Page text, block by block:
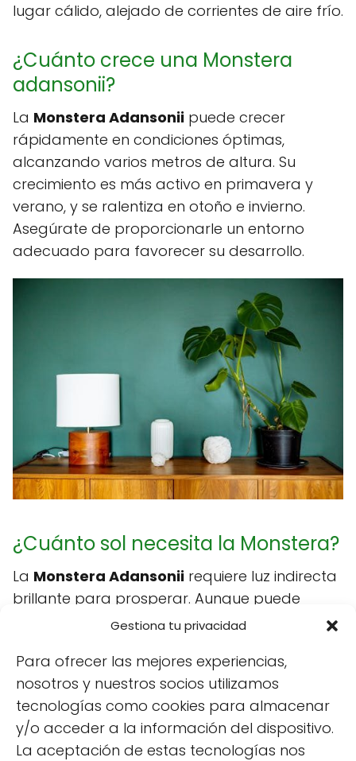
Gestiona tu privacidad
Para ofrecer las mejores experiencias,
nosotros y nuestros socios utilizamos
tecnologías como cookies para almacenar
y/o acceder a la información del dispositivo.
La aceptación de estas tecnologías nos
lugar cálido, alejado de corrientes de aire frío.
¿Cuánto crece una Monstera
adansonii?
La Monstera Adansonii puede crecer
rápidamente en condiciones óptimas,
alcanzando varios metros de altura. Su
crecimiento es más activo en primavera y
verano, y se ralentiza en otoño e invierno.
Asegúrate de proporcionarle un entorno
adecuado para favorecer su desarrollo.
¿Cuánto sol necesita la Monstera?
La Monstera Adansonii requiere luz indirecta
brillante para prosperar. Aunque puede
sobrevivir en condiciones de poca luz, su
Evita la exposición directa al sol para prevenir
quemaduras en las hojas.
Villamandos